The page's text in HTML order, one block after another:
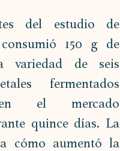
del estudio de
150 g de
variedad de seis
fermentados
en el mercado
quince días. La
cómo aumentó la